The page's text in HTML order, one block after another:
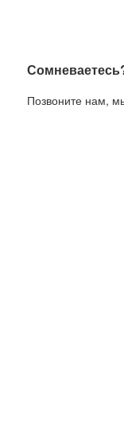
Позвоните нам,